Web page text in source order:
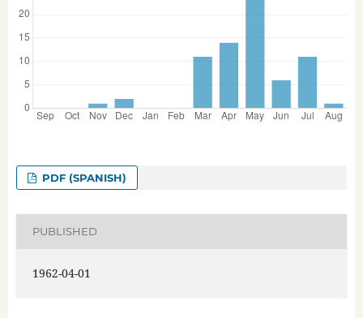
PDF (SPANISH)
PUBLISHED
1962-04-01